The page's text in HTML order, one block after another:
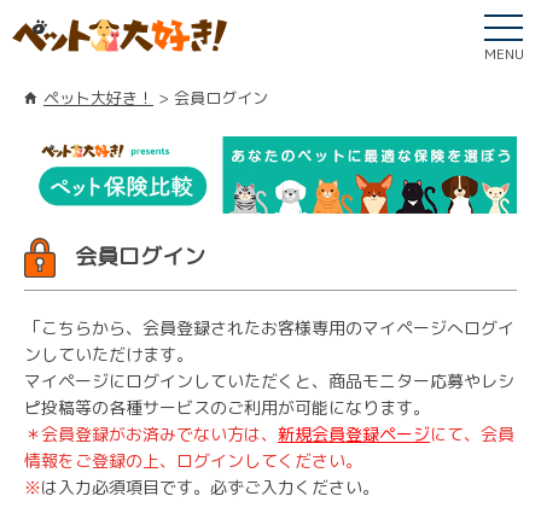
MENU
ペット大好き！ 会員ログイン
会員ログイン
「こちらから、会員登録されたお客様専用のマイページへログイ
ンしていただけます。
マイページにログインしていただくと、商品モニター応募やレシ
ピ投稿等の各種サービスのご利用が可能になります。
＊会員登録がお済みでない方は、 新規会員登録ページにて、会員
情報をご登録の上、ログインしてください。
※は入力必須項目です。必ずご入力ください。